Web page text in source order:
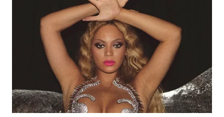
WN
SEMARANG
WN
BOROBUDUR